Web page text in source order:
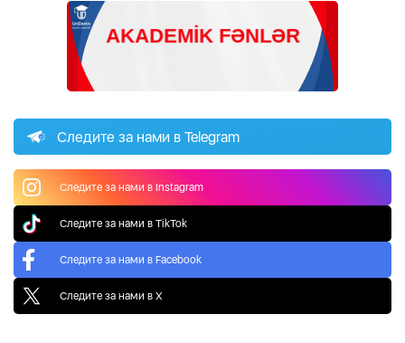
Следите за нами в Telegram
Следите за нами в Instagram
Следите за нами в TikTok
Следите за нами в Facebook
Следите за нами в X